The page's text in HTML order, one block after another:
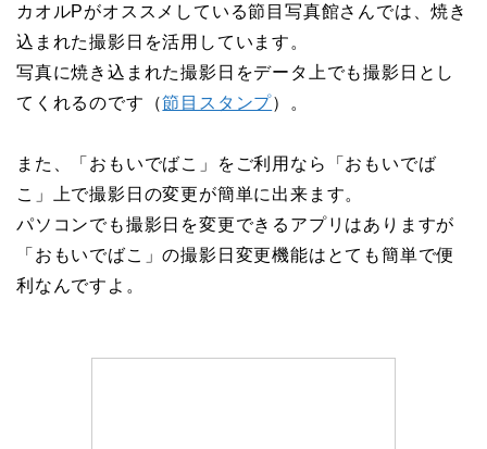
カオルPがオススメしている節目写真館さんでは、焼き
込まれた撮影日を活用しています。
写真に焼き込まれた撮影日をデータ上でも撮影日とし
てくれるのです（節目スタンプ）。
また、「おもいでばこ」をご利用なら「おもいでば
こ」上で撮影日の変更が簡単に出来ます。
パソコンでも撮影日を変更できるアプリはありますが
「おもいでばこ」の撮影日変更機能はとても簡単で便
利なんですよ。